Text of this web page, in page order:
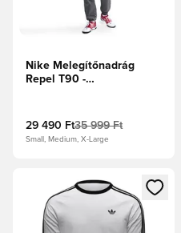
Nike Melegítőnadrág
Repel T90 -
29 490 Ft35 999 Ft
Small, Medium, X-Large
Megnyit egy modált a